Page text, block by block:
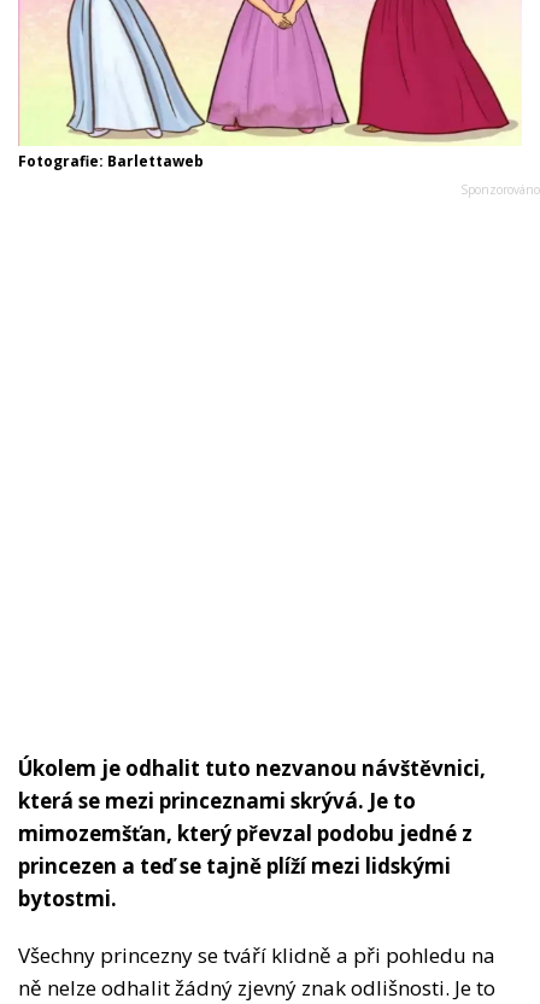
Fotografie: Barlettaweb
Úkolem je odhalit tuto nezvanou návštěvnici,
která se mezi princeznami skrývá. Je to
mimozemšťan, který převzal podobu jedné z
princezen a teď se tajně plíží mezi lidskými
bytostmi.
Všechny princezny se tváří klidně a při pohledu na
ně nelze odhalit žádný zjevný znak odlišnosti. Je to